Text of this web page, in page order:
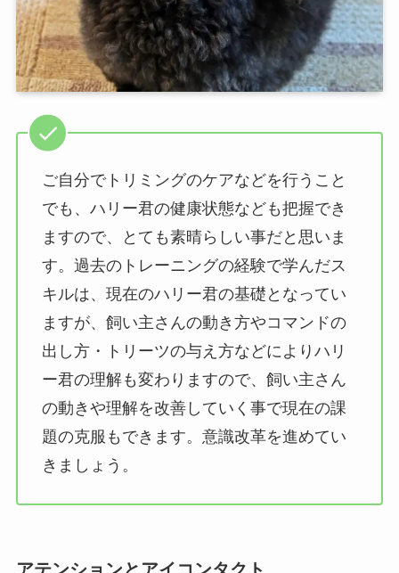
ご自分でトリミングのケアなどを行うこと
でも、ハリー君の健康状態なども把握でき
ますので、とても素晴らしい事だと思いま
す。過去のトレーニングの経験で学んだス
キルは、現在のハリー君の基礎となってい
ますが、飼い主さんの動き方やコマンドの
出し方・トリーツの与え方などによりハリ
ー君の理解も変わりますので、飼い主さん
の動きや理解を改善していく事で現在の課
題の克服もできます。意識改革を進めてい
きましょう。